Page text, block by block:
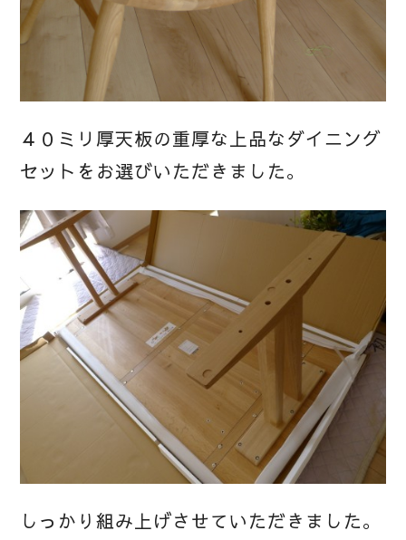
４０ミリ厚天板の重厚な上品なダイニング
セットをお選びいただきました。
しっかり組み上げさせていただきました。